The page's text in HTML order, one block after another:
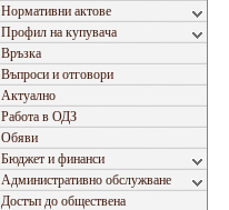
Нормативни актове
Профил на купувача
Връзка
Въпроси и отговори
Актуално
Работа в ОДЗ
Обяви
Бюджет и финанси
Административно обслужване
Достъп до обществена